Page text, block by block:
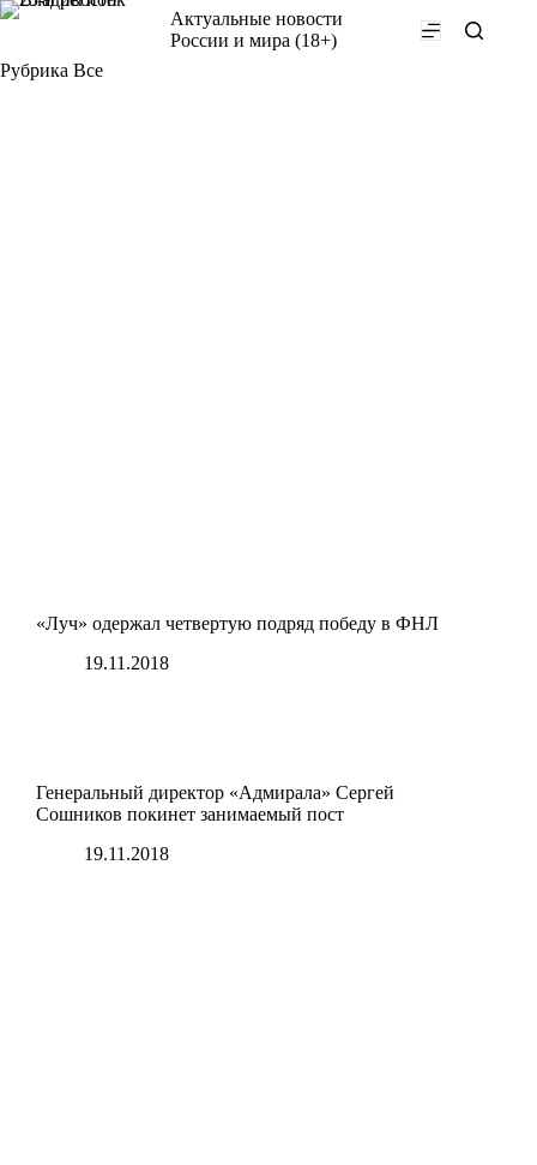
Перейти
Актуальные новости
России и мира (18+)
Рубрика Все
«Луч» одержал четвертую подряд победу в ФНЛ
19.11.2018
Генеральный директор «Адмирала» Сергей
Сошников покинет занимаемый пост
19.11.2018